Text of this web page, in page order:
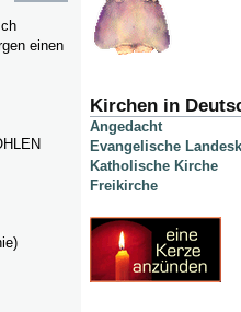
einen
Kirchen in
Angedacht
Evangelische
Katholische Kirche
Freikirche